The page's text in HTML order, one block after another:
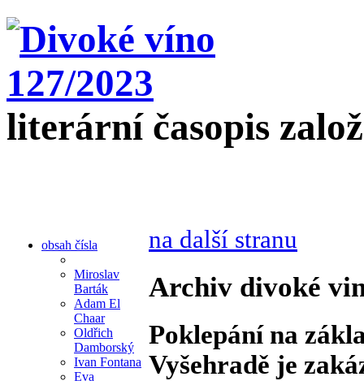
literární časopis
obsah čísla
Miroslav
Barták
Adam El
Chaar
Oldřich
Damborský
Ivan Fontana
Eva
na další stranu
Archiv divoké
Poklepání na
Vyšehradě je